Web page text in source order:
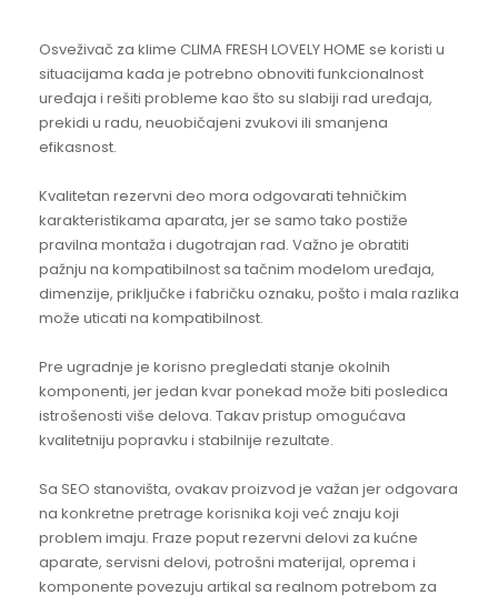
Osveživač za klime CLIMA FRESH LOVELY HOME se koristi u
situacijama kada je potrebno obnoviti funkcionalnost
uređaja i rešiti probleme kao što su slabiji rad uređaja,
prekidi u radu, neuobičajeni zvukovi ili smanjena
efikasnost.
Kvalitetan rezervni deo mora odgovarati tehničkim
karakteristikama aparata, jer se samo tako postiže
pravilna montaža i dugotrajan rad. Važno je obratiti
pažnju na kompatibilnost sa tačnim modelom uređaja,
dimenzije, priključke i fabričku oznaku, pošto i mala razlika
može uticati na kompatibilnost.
Pre ugradnje je korisno pregledati stanje okolnih
komponenti, jer jedan kvar ponekad može biti posledica
istrošenosti više delova. Takav pristup omogućava
kvalitetniju popravku i stabilnije rezultate.
Sa SEO stanovišta, ovakav proizvod je važan jer odgovara
na konkretne pretrage korisnika koji već znaju koji
problem imaju. Fraze poput rezervni delovi za kućne
aparate, servisni delovi, potrošni materijal, oprema i
komponente povezuju artikal sa realnom potrebom za